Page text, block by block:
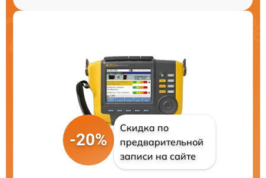
-20%
Скидка по
предварительной
записи на сайте